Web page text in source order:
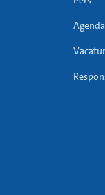
De
Agenda